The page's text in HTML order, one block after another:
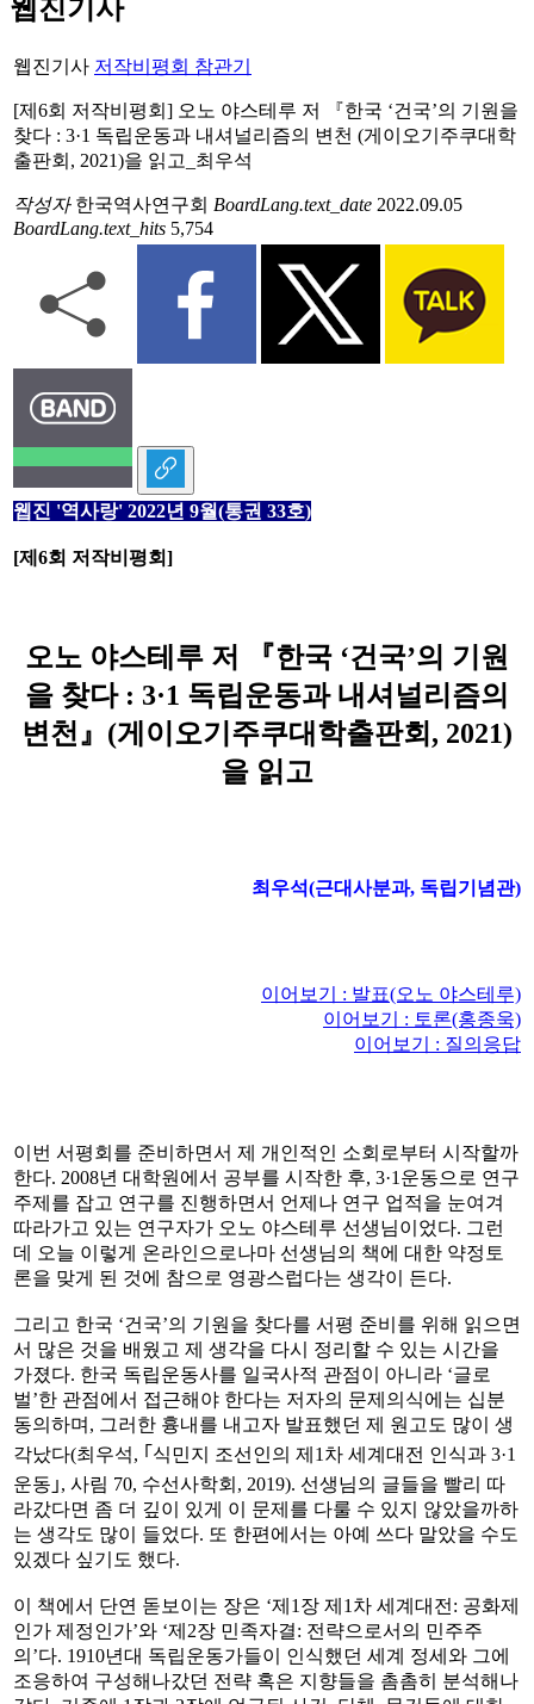
웹진기사
웹진기사 저작비평회 참관기
[제6회 저작비평회] 오노 야스테루 저 『한국 ‘건국’의 기원을
찾다 : 3·1 독립운동과 내셔널리즘의 변천 (게이오기주쿠대학
출판회, 2021)을 읽고_최우석
작성자한국역사연구회 BoardLang.text_date 2022.09.05
BoardLang.text_hits 5,754
웹진 '역사랑' 2022년 9월(통권 33호)
[제6회 저작비평회]
오노 야스테루 저 『한국 ‘건국’의 기원
을 찾다 : 3·1 독립운동과 내셔널리즘의
변천』(게이오기주쿠대학출판회, 2021)
을 읽고
최우석(근대사분과, 독립기념관)
이어보기 : 발표(오노 야스테루)
이어보기 : 토론(홍종욱)
이어보기 : 질의응답
이번 서평회를 준비하면서 제 개인적인 소회로부터 시작할까
한다. 2008년 대학원에서 공부를 시작한 후, 3·1운동으로 연구
주제를 잡고 연구를 진행하면서 언제나 연구 업적을 눈여겨
따라가고 있는 연구자가 오노 야스테루 선생님이었다. 그런
데 오늘 이렇게 온라인으로나마 선생님의 책에 대한 약정토
론을 맞게 된 것에 참으로 영광스럽다는 생각이 든다.
그리고 한국 ‘건국’의 기원을 찾다를 서평 준비를 위해 읽으면
서 많은 것을 배웠고 제 생각을 다시 정리할 수 있는 시간을
가졌다. 한국 독립운동사를 일국사적 관점이 아니라 ‘글로
벌’한 관점에서 접근해야 한다는 저자의 문제의식에는 십분
동의하며, 그러한 흉내를 내고자 발표했던 제 원고도 많이 생
각났다(최우석, ｢식민지 조선인의 제1차 세계대전 인식과 3·1
운동｣, 사림 70, 수선사학회, 2019). 선생님의 글들을 빨리 따
라갔다면 좀 더 깊이 있게 이 문제를 다룰 수 있지 않았을까하
는 생각도 많이 들었다. 또 한편에서는 아예 쓰다 말았을 수도
있겠다 싶기도 했다.
이 책에서 단연 돋보이는 장은 ‘제1장 제1차 세계대전: 공화제
인가 제정인가’와 ‘제2장 민족자결: 전략으로서의 민주주
의’다. 1910년대 독립운동가들이 인식했던 세계 정세와 그에
조응하여 구성해나갔던 전략 혹은 지향들을 촘촘히 분석해나